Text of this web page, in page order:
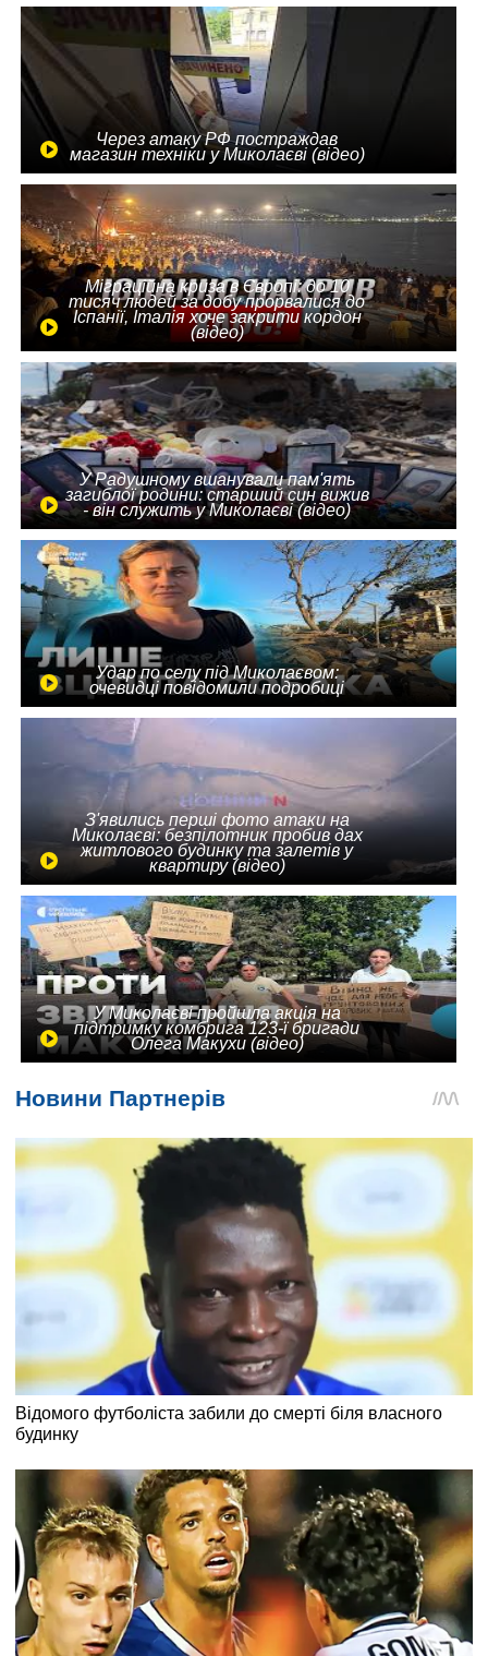
Через атаку РФ постраждав
магазин техніки у Миколаєві (відео)
Міграційна криза в Європі: до 10
тисяч людей за добу прорвалися до
Іспанії, Італія хоче закрити кордон
(відео)
У Радушному вшанували пам'ять
загиблої родини: старший син вижив
- він служить у Миколаєві (відео)
Удар по селу під Миколаєвом:
очевидці повідомили подробиці
З'явились перші фото атаки на
Миколаєві: безпілотник пробив дах
житлового будинку та залетів у
квартиру (відео)
У Миколаєві пройшла акція на
підтримку комбрига 123-ї бригади
Олега Макухи (відео)